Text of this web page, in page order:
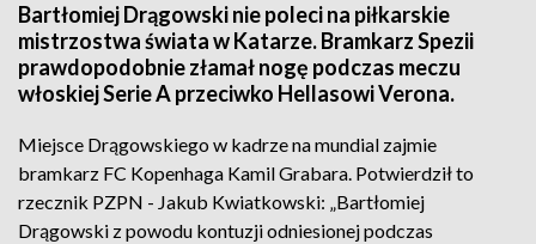
Bartłomiej Drągowski nie poleci na piłkarskie
mistrzostwa świata w Katarze. Bramkarz Spezii
prawdopodobnie złamał nogę podczas meczu
włoskiej Serie A przeciwko Hellasowi Verona.
Miejsce Drągowskiego w kadrze na mundial zajmie
bramkarz FC Kopenhaga Kamil Grabara. Potwierdził to
rzecznik PZPN - Jakub Kwiatkowski: „Bartłomiej
Drągowski z powodu kontuzji odniesionej podczas